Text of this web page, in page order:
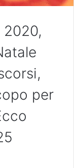
2020,
per